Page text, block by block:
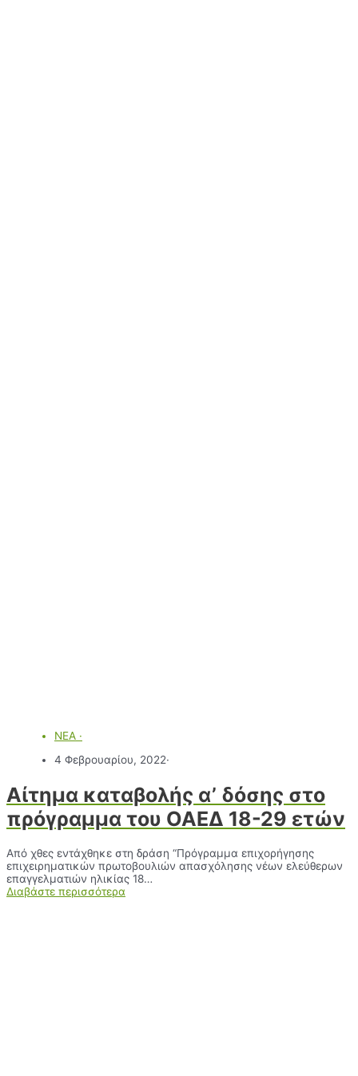
ΝΕΑ ·
4 Φεβρουαρίου, 2022·
Αίτημα καταβολής α’ δόσης στο
πρόγραμμα του ΟΑΕΔ 18-29 ετών
Από χθες εντάχθηκε στη δράση “Πρόγραμμα επιχορήγησης
επιχειρηματικών πρωτοβουλιών απασχόλησης νέων ελεύθερων
επαγγελματιών ηλικίας 18…
Διαβάστε περισσότερα